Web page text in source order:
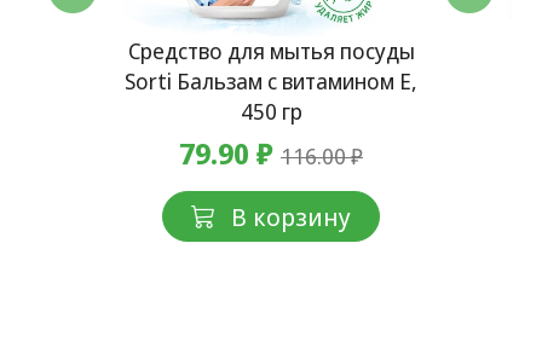
Средство для мытья посуды
Sorti Бальзам с витамином Е,
450 гр
79.90 ₽ 116.00 ₽
В корзину